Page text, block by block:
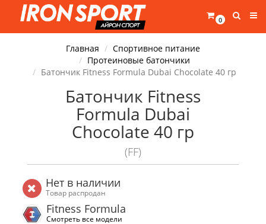
0
Главная
Спортивное питание
Протеиновые батончики
Батончик Fitness Formula Dubai Chocolate 40 гр
Батончик Fitness
Formula Dubai
Chocolate 40 гр
(FF)
Нет в наличии
Товар распродан
Fitness Formula
Смотреть все модели